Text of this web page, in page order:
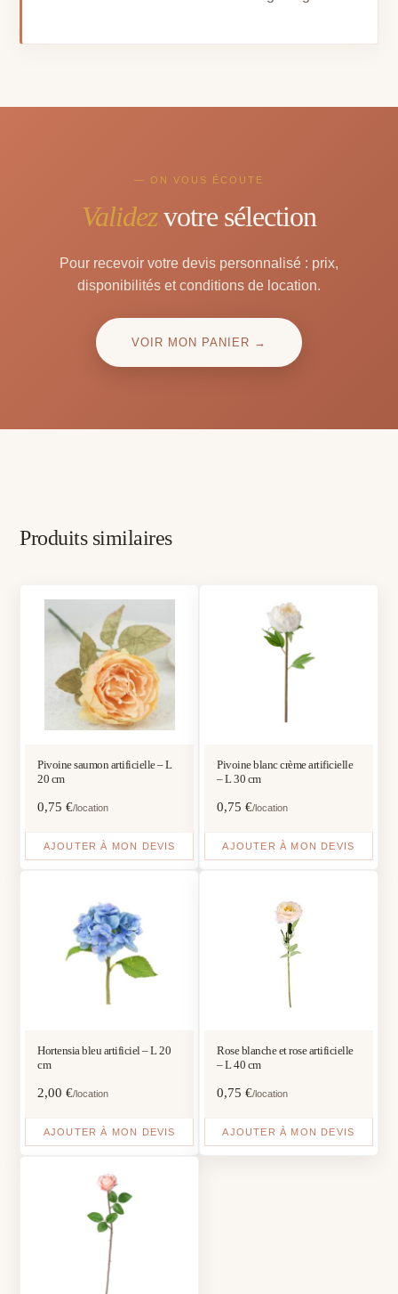
— ON VOUS ÉCOUTE
Validezvotre sélection
Pour recevoir votre devis personnalisé : prix,
disponibilités et conditions de location.
VOIR MON PANIER →
Produits similaires
Pivoine saumon artificielle – L
20 cm
0,75€/location
AJOUTER À MON DEVIS
Pivoine blanc crème artificielle
– L 30 cm
0,75 €/location
AJOUTER À MON DEVIS
Hortensia bleu artificiel – L 20
cm
2,00€/location
AJOUTER À MON DEVIS
Rose blanche et rose artificielle
– L 40 cm
0,75 €/location
AJOUTER À MON DEVIS